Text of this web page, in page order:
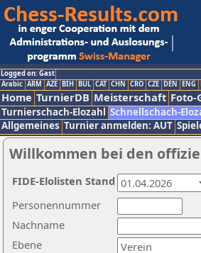
Logged on: Gast
Arabic ARM AZE BIH BUL CAT CHN CRO CZE DEN ENG
Home TurnierDB Meisterschaft Foto-
Turnierschach-Elozahl Schnellschach-
Allgemeines Turnier anmelden: AUT
Willkommen bei den
Nachname
Ebene
Personennummer
FIDE-Elolisten Stand